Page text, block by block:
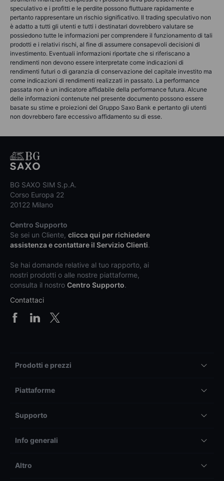
speculativo e i profitti e le perdite possono fluttuare rapidamente e
pertanto rappresentare un rischio significativo. Il trading speculativo non
è adatto a tutti gli utenti e tutti i destinatari dovrebbero valutare se
possiedono tutte le informazioni per comprendere il funzionamento di tali
prodotti e i relativi rischi, al fine di assumere consapevoli decisioni di
investimento. Eventuali informazioni riportate che si riferiscano a
rendimenti non devono essere interpretate come indicazioni di
rendimenti futuri o di garanzia di conservazione del capitale investito ma
come indicazioni di rendimenti realizzati in passato. La performance
passata non è un indicatore affidabile della performance futura. Alcune
delle informazioni contenute nel presente documento possono essere
basate su stime e proiezioni del Gruppo Saxo Bank e pertanto gli utenti
non dovrebbero fare eccessivo affidamento su di esse.
BG SAXO SIM S.p.A.
Corso Europa 22
20122 Milano
Centro Supporto
Se sei un Cliente, clicca qui per richiedere
assistenza e contattare il Servizio Clienti.
Se hai domande relative al tuo rapporto, ai
nostri prodotti o alle nostre piattaforme,
consulta il nostro Centro Supporto.
Contattaci
Prodotti e prezzi
Piattaforme
Supporto
Info generali
Altro